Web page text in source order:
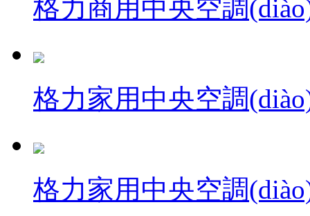
格力商用中央空調
格力家用中央空調
格力家用中央空調